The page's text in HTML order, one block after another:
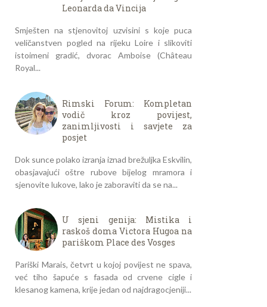
Leonarda da Vincija
Smješten na stjenovitoj uzvisini s koje puca
veličanstven pogled na rijeku Loire i slikoviti
istoimeni gradić, dvorac Amboise (Château
Royal...
Rimski Forum: Kompletan
vodič kroz povijest,
zanimljivosti i savjete za
posjet
Dok sunce polako izranja iznad brežuljka Eskvilin,
obasjavajući oštre rubove bijelog mramora i
sjenovite lukove, lako je zaboraviti da se na...
U sjeni genija: Mistika i
raskoš doma Victora Hugoa na
pariškom Place des Vosges
Pariški Marais, četvrt u kojoj povijest ne spava,
već tiho šapuće s fasada od crvene cigle i
klesanog kamena, krije jedan od najdragocjeniji...